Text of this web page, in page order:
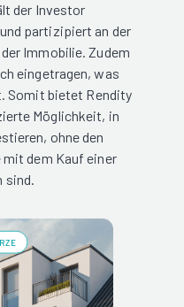
der Investor
partizipiert an der
Immobilie. Zudem
eingetragen, was
Somit bietet Rendity
Möglichkeit, in
ohne den
mit dem Kauf einer
sind.